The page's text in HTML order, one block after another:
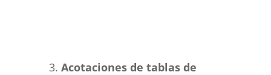
3. Acotaciones de tablas de